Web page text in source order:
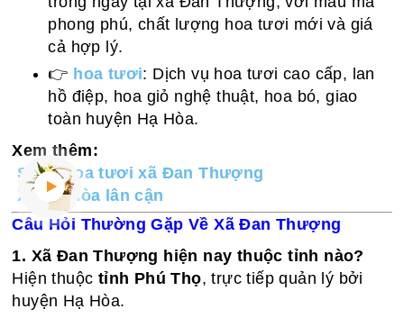
phong phú, chất lượng hoa tươi mới và giá
cả hợp lý.
👉 hoa tươi: Dịch vụ hoa tươi cao cấp, lan
hồ điệp, hoa giỏ nghệ thuật, hoa bó, giao
toàn huyện Hạ Hòa.
Xem thêm:
Shop hoa tươi xã Đan Thượng
Xã Hạ Hòa lân cận
Câu Hỏi Thường Gặp Về Xã Đan Thượng
1. Xã Đan Thượng hiện nay thuộc tỉnh nào?
Hiện thuộc tỉnh Phú Thọ, trực tiếp quản lý bởi
huyện Hạ Hòa.